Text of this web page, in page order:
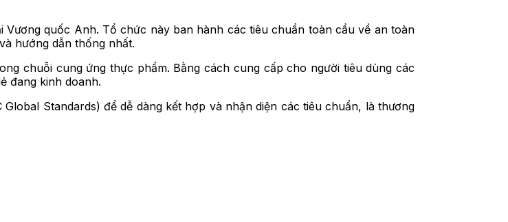
quốc Anh. Tổ chức này ban hành các tiêu chuẩn toàn cầu về an toàn
hướng dẫn thống nhất.
chuỗi cung ứng thực phẩm. Bằng cách cung cấp cho người tiêu dùng các
đang kinh doanh.
Standards) để dễ dàng kết hợp và nhận diện các tiêu chuẩn, là thương